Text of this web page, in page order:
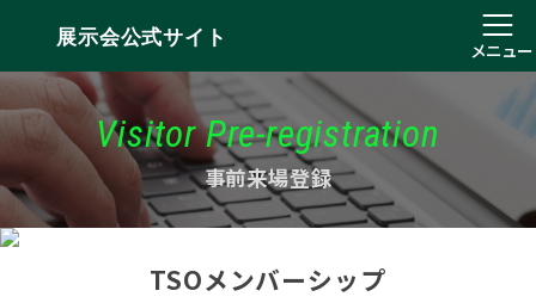
展示会公式サイト
メニュー
Visitor Pre-registration
事前来場登録
TSOメンバーシップ